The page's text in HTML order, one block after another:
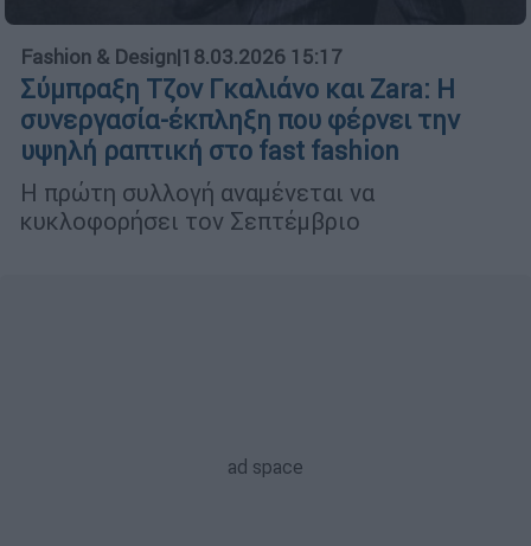
Fashion & Design|18.03.2026 15:17
Σύμπραξη Τζον Γκαλιάνο και Zara: Η
συνεργασία-έκπληξη που φέρνει την
υψηλή ραπτική στο fast fashion
Η πρώτη συλλογή αναμένεται να
κυκλοφορήσει τον Σεπτέμβριο